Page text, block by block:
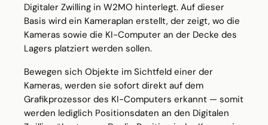
Digitaler Zwilling in W2MO hinterlegt. Auf dieser
Basis wird ein Kameraplan erstellt, der zeigt, wo die
Kameras sowie die KI-Computer an der Decke des
Lagers platziert werden sollen.
Bewegen sich Objekte im Sichtfeld einer der
Kameras, werden sie sofort direkt auf dem
Grafikprozessor des KI-Computers erkannt — somit
werden lediglich Positionsdaten an den Digitalen